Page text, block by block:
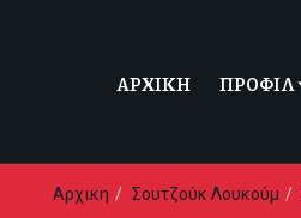
ΑΡΧΙΚΗ ΠΡΟΦΙΛ
Αρχικη Σουτζούκ Λουκούμ